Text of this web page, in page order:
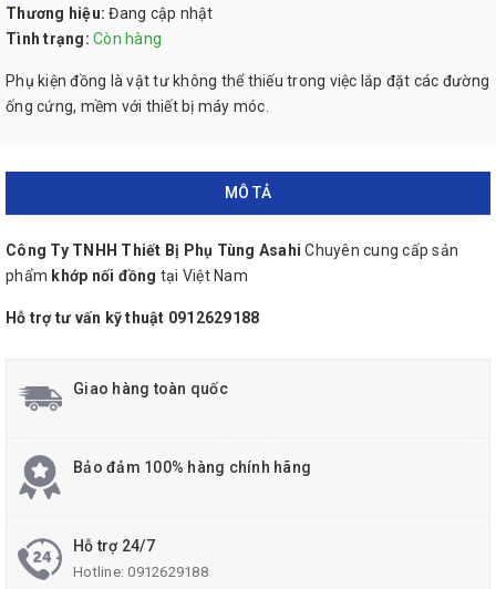
Thương hiệu: Đang cập nhật
Tình trạng: Còn hàng
Phụ kiện đồng là vật tư không thể thiếu trong việc lắp đặt các đường
ống cứng, mềm với thiết bị máy móc.
MÔ TẢ
Công Ty TNHH Thiết Bị Phụ Tùng Asahi Chuyên cung cấp sản
phẩm khớp nối đồng tại Việt Nam
Hỗ trợ tư vấn kỹ thuật 0912629188
Giao hàng toàn quốc
Bảo đảm 100% hàng chính hãng
Hỗ trợ 24/7
Hotline:0912629188